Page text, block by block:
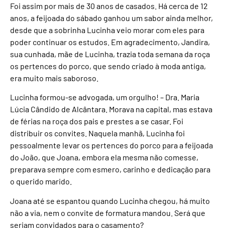
Foi assim por mais de 30 anos de casados. Há cerca de 12
anos, a feijoada do sábado ganhou um sabor ainda melhor,
desde que a sobrinha Lucinha veio morar com eles para
poder continuar os estudos. Em agradecimento, Jandira,
sua cunhada, mãe de Lucinha, trazia toda semana da roça
os pertences do porco, que sendo criado à moda antiga,
era muito mais saboroso.
Lucinha formou-se advogada, um orgulho! – Dra. Maria
Lúcia Cândido de Alcântara. Morava na capital, mas estava
de férias na roça dos pais e prestes a se casar. Foi
distribuir os convites. Naquela manhã, Lucinha foi
pessoalmente levar os pertences do porco para a feijoada
do João, que Joana, embora ela mesma não comesse,
preparava sempre com esmero, carinho e dedicação para
o querido marido.
Joana até se espantou quando Lucinha chegou, há muito
não a via, nem o convite de formatura mandou. Será que
seriam convidados para o casamento?